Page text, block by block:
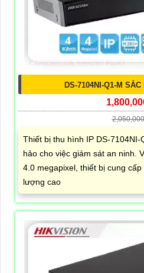
DS-7104NI-Q1-M
Thiết bị thu hình IP DS-
hảo cho việc giám sát an ninh.
4.0 megapixel, thiết bị cung
lượng cao